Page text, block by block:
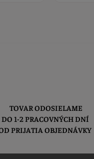
TOVAR ODOSIELAME
DO 1-2 PRACOVNÝCH DNÍ
PRIJATIA OBJEDNÁVKY